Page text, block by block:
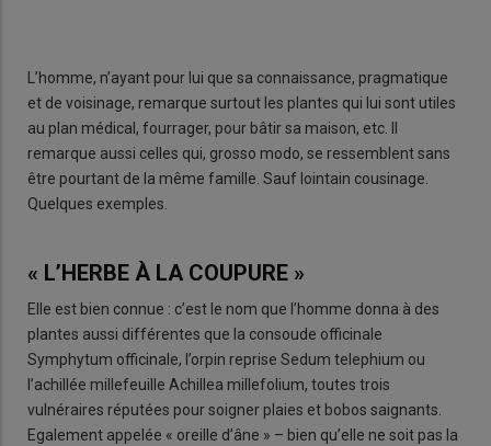
L’homme, n’ayant pour lui que sa connaissance, pragmatique
et de voisinage, remarque surtout les plantes qui lui sont utiles
au plan médical, fourrager, pour bâtir sa maison, etc. Il
remarque aussi celles qui, grosso modo, se ressemblent sans
être pourtant de la même famille. Sauf lointain cousinage.
Quelques exemples.
« L’HERBE À LA COUPURE »
Elle est bien connue : c’est le nom que l’homme donna à des
plantes aussi différentes que la consoude officinale
Symphytum officinale, l’orpin reprise Sedum telephium ou
l’achillée millefeuille Achillea millefolium, toutes trois
vulnéraires réputées pour soigner plaies et bobos saignants.
Egalement appelée « oreille d’âne » – bien qu’elle ne soit pas la